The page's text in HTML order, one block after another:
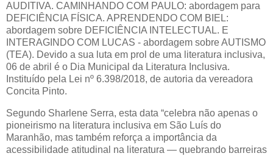
AUDITIVA. CAMINHANDO COM PAULO: abordagem para
DEFICIÊNCIA FÍSICA. APRENDENDO COM BIEL:
abordagem sobre DEFICIÊNCIA INTELECTUAL. E
INTERAGINDO COM LUCAS - abordagem sobre AUTISMO
(TEA). Devido a sua luta em prol de uma literatura inclusiva,
06 de abril é o Dia Municipal da Literatura Inclusiva.
Instituído pela Lei nº 6.398/2018, de autoria da vereadora
Concita Pinto.
Segundo Sharlene Serra, esta data “celebra não apenas o
pioneirismo na literatura inclusiva em São Luís do
Maranhão, mas também reforça a importância da
acessibilidade atitudinal na literatura — quebrando barreiras